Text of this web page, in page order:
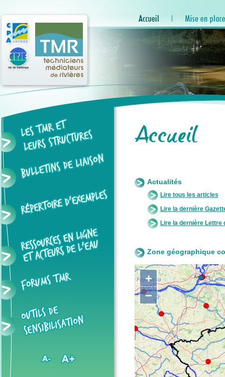
Actualités
Lire tous les articles
Lire la dernière
Lire la dernière Lettre
Zone géographique